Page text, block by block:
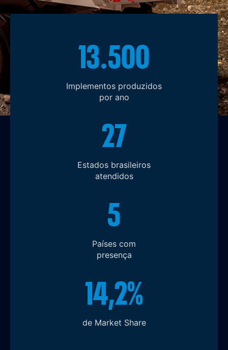
13.500
Implementos produzidos
por ano
27
Estados brasileiros
atendidos
5
Países com
presença
14,2%
de Market Share